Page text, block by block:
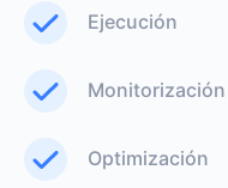
Ejecución
Optimización